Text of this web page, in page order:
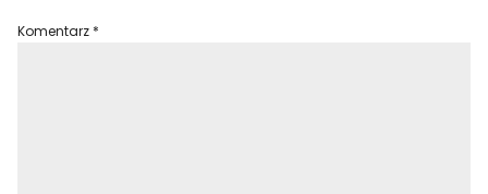
Komentarz *